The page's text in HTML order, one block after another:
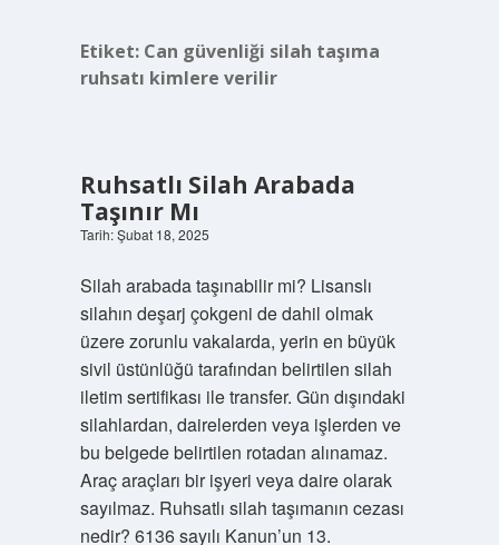
Etiket: Can güvenliği silah taşıma
ruhsatı kimlere verilir
Ruhsatlı Silah Arabada
Taşınır Mı
Tarih: Şubat 18, 2025
Silah arabada taşınabilir mi? Lisanslı
silahın deşarj çokgeni de dahil olmak
üzere zorunlu vakalarda, yerin en büyük
sivil üstünlüğü tarafından belirtilen silah
iletim sertifikası ile transfer. Gün dışındaki
silahlardan, dairelerden veya işlerden ve
bu belgede belirtilen rotadan alınamaz.
Araç araçları bir işyeri veya daire olarak
sayılmaz. Ruhsatlı silah taşımanın cezası
nedir? 6136 sayılı Kanun’un 13.